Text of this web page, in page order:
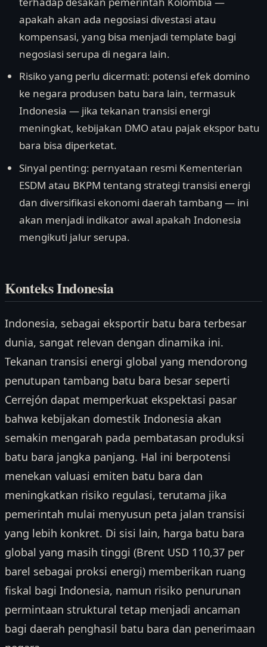
apakah akan ada negosiasi divestasi atau
kompensasi, yang bisa menjadi template bagi
negosiasi serupa di negara lain.
Risiko yang perlu dicermati: potensi efek domino
ke negara produsen batu bara lain, termasuk
Indonesia — jika tekanan transisi energi
meningkat, kebijakan DMO atau pajak ekspor batu
bara bisa diperketat.
Sinyal penting: pernyataan resmi Kementerian
ESDM atau BKPM tentang strategi transisi energi
dan diversifikasi ekonomi daerah tambang — ini
akan menjadi indikator awal apakah Indonesia
mengikuti jalur serupa.
Konteks Indonesia
Indonesia, sebagai eksportir batu bara terbesar
dunia, sangat relevan dengan dinamika ini.
Tekanan transisi energi global yang mendorong
penutupan tambang batu bara besar seperti
Cerrejón dapat memperkuat ekspektasi pasar
bahwa kebijakan domestik Indonesia akan
semakin mengarah pada pembatasan produksi
batu bara jangka panjang. Hal ini berpotensi
menekan valuasi emiten batu bara dan
meningkatkan risiko regulasi, terutama jika
pemerintah mulai menyusun peta jalan transisi
yang lebih konkret. Di sisi lain, harga batu bara
global yang masih tinggi (Brent USD 110,37 per
barel sebagai proksi energi) memberikan ruang
fiskal bagi Indonesia, namun risiko penurunan
permintaan struktural tetap menjadi ancaman
bagi daerah penghasil batu bara dan penerimaan